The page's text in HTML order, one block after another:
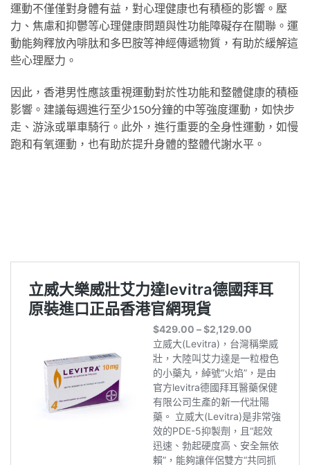
運動不僅僅對身體有益，對心理健康也有積極的影響。壓
力、焦慮和抑鬱等心理健康問題與性功能障礙存在關聯。運
動能夠釋放內啡肽和多巴胺等神經傳遞物質，有助於緩解這
些心理壓力。
因此，香港男性應該重視運動對於性功能和整體健康的積極
影響。建議每週進行至少150分鐘的中等強度運動，如快步
走、游泳或單車騎行。此外，進行重要的全身性運動，如慢
跑和有氧運動，也有助於提升身體的整體代謝水平。